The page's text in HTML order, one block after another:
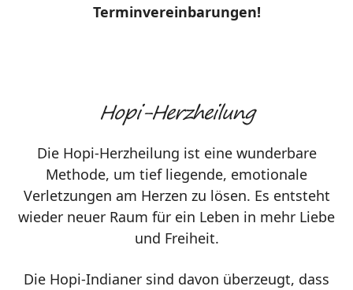
Terminvereinbarungen!
Hopi-Herzheilung
Die Hopi-Herzheilung ist eine wunderbare
Methode, um tief liegende, emotionale
Verletzungen am Herzen zu lösen. Es entsteht
wieder neuer Raum für ein Leben in mehr Liebe
und Freiheit.
Die Hopi-Indianer sind davon überzeugt, dass